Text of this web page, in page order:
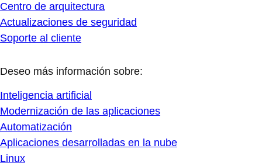
Centro de arquitectura
Actualizaciones de seguridad
Soporte al cliente
Deseo más información sobre:
Inteligencia artificial
Modernización de las aplicaciones
Automatización
Aplicaciones desarrolladas en la nube
Linux